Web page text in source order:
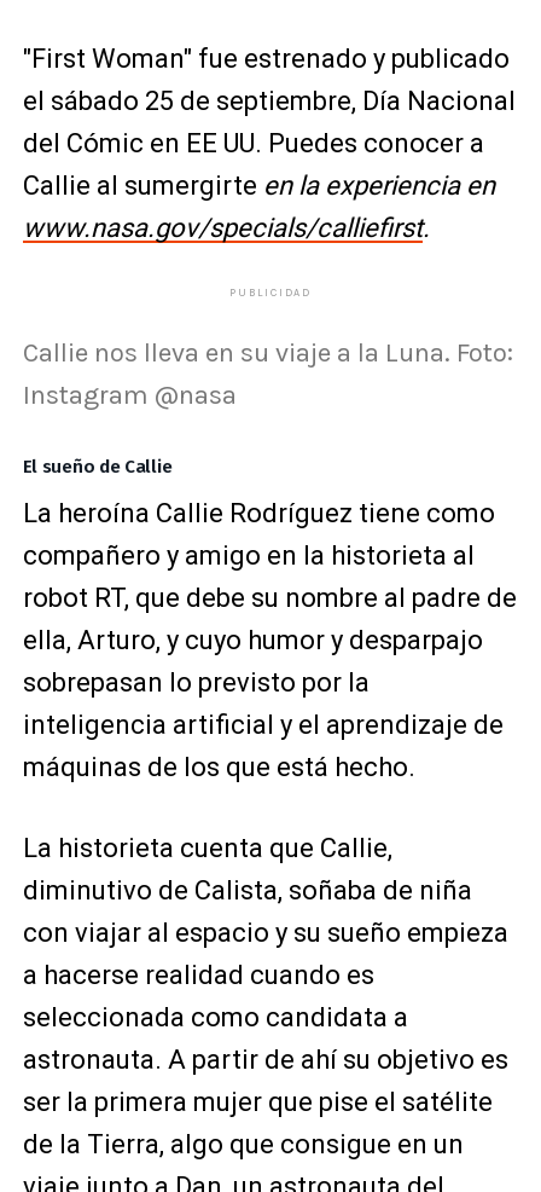
"First Woman" fue estrenado y publicado
el sábado 25 de septiembre, Día Nacional
del Cómic en EE UU. Puedes conocer a
Callie al sumergirte en la experiencia en
www.nasa.gov/specials/calliefirst⁣.
PUBLICIDAD
Callie nos lleva en su viaje a la Luna. Foto:
Instagram @nasa
El sueño de Callie
La heroína Callie Rodríguez tiene como
compañero y amigo en la historieta al
robot RT, que debe su nombre al padre de
ella, Arturo, y cuyo humor y desparpajo
sobrepasan lo previsto por la
inteligencia artificial y el aprendizaje de
máquinas de los que está hecho.
La historieta cuenta que Callie,
diminutivo de Calista, soñaba de niña
con viajar al espacio y su sueño empieza
a hacerse realidad cuando es
seleccionada como candidata a
astronauta. A partir de ahí su objetivo es
ser la primera mujer que pise el satélite
de la Tierra, algo que consigue en un